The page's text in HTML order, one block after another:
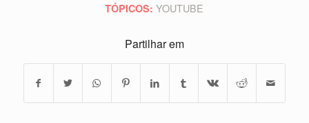
TÓPICOS: YOUTUBE
Partilhar em